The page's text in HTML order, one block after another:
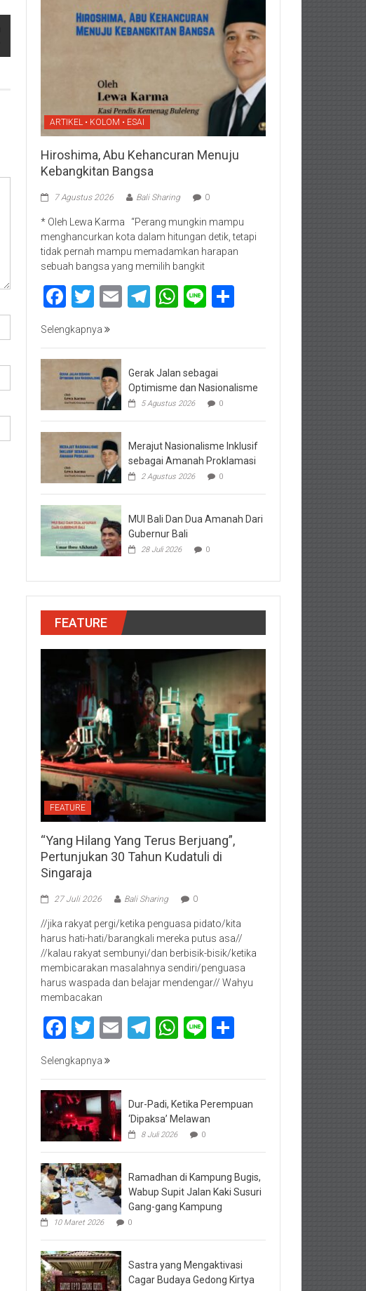
ARTIKEL • KOLOM • ESAI
Hiroshima, Abu Kehancuran Menuju
Kebangkitan Bangsa
7 Agustus 2026 Bali Sharing 0
* Oleh Lewa Karma “Perang mungkin mampu
menghancurkan kota dalam hitungan detik, tetapi
tidak pernah mampu memadamkan harapan
sebuah bangsa yang memilih bangkit
Facebook
Twitter
EmailTelegram
WhatsApp
Line
Selengkapnya
Gerak Jalan sebagai
Optimisme dan Nasionalisme
5 Agustus 2026 0
Merajut Nasionalisme Inklusif
sebagai Amanah Proklamasi
2 Agustus 2026 0
MUI Bali Dan Dua Amanah Dari
Gubernur Bali
28 Juli 2026 0
FEATURE
FEATURE
“Yang Hilang Yang Terus Berjuang”,
Pertunjukan 30 Tahun Kudatuli di
Singaraja
27 Juli 2026 Bali Sharing 0
//jika rakyat pergi/ketika penguasa pidato/kita
harus hati-hati/barangkali mereka putus asa//
//kalau rakyat sembunyi/dan berbisik-bisik/ketika
membicarakan masalahnya sendiri/penguasa
harus waspada dan belajar mendengar// Wahyu
membacakan
Facebook
Twitter
EmailTelegram
WhatsApp
Line
Selengkapnya
Dur-Padi, Ketika Perempuan
‘Dipaksa’ Melawan
8 Juli 2026 0
Ramadhan di Kampung Bugis,
Wabup Supit Jalan Kaki Susuri
Gang-gang Kampung
10 Maret 2026 0
Sastra yang Mengaktivasi
Cagar Budaya Gedong Kirtya